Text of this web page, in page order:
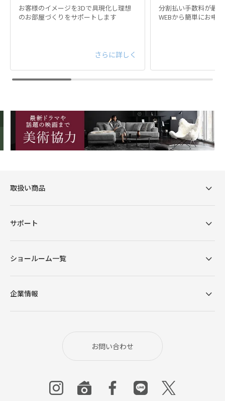
お客様のイメージを3Dで具現化し理想
のお部屋づくりをサポートします
さらに詳しく
分割払い手数料が最
WEBから簡単にお申
取扱い商品
サポート
ショールーム一覧
企業情報
お問い合わせ